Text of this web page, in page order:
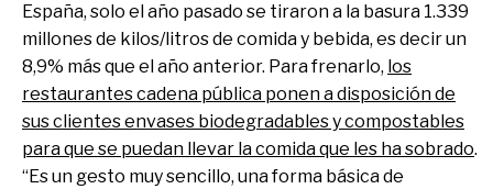
España, solo el año pasado se tiraron a la basura 1.339
millones de kilos/litros de comida y bebida, es decir un
8,9% más que el año anterior. Para frenarlo, los
restaurantes cadena pública ponen a disposición de
sus clientes envases biodegradables y compostables
para que se puedan llevar la comida que les ha sobrado.
“Es un gesto muy sencillo, una forma básica de